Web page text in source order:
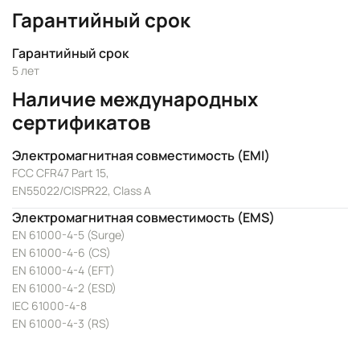
Гарантийный срок
Гарантийный срок
5 лет
Наличие международных
сертификатов
Электромагнитная совместимость (EMI)
FCC CFR47 Part 15,
EN55022/CISPR22, Class A
Электромагнитная совместимость (EMS)
EN 61000-4-5 (Surge)
EN 61000-4-6 (CS)
EN 61000-4-4 (EFT)
EN 61000-4-2 (ESD)
IEC 61000-4-8
EN 61000-4-3 (RS)